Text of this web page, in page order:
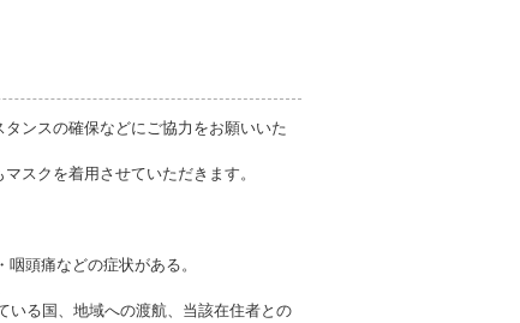
ンスの確保などにご協力をお願いいた
スクを着用させていただきます。
頭痛などの症状がある。
いる国、地域への渡航、当該在住者との